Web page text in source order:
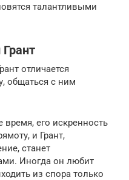
талантливыми
отличается
общаться с ним
время, его искренность
и Грант,
станет
Иногда он любит
из спора только